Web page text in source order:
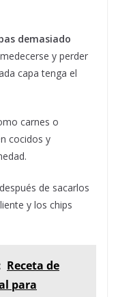
demasiado
y perder
capa tenga el
carnes o
cocidos y
después de sacarlos
y los chips
Receta de
para